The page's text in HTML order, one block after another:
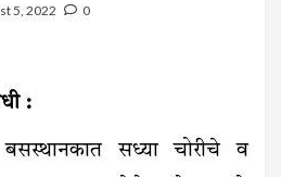
5, 2022 0
:
सध्या चोरीचे व